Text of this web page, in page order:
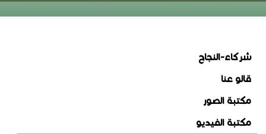
شركاء-النجاح
قالو عنا
مكتبة الصور
مكتبة الفيديو